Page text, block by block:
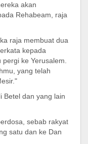
akan
Rehabeam, raja
raja membuat dua
kepada
ke Yerusalem.
yang telah
Betel dan yang lain
sebab rakyat
satu dan ke Dan